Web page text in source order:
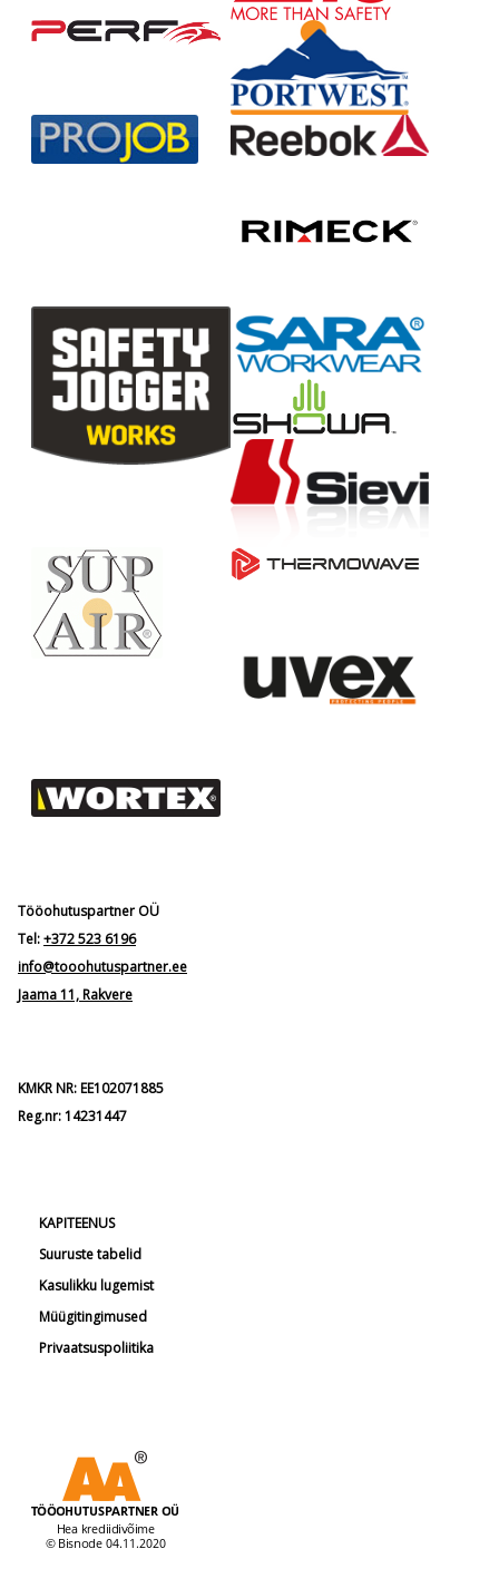
Tööohutuspartner OÜ
Tel:+372 523 6196
info@tooohutuspartner.ee
Jaama 11, Rakvere
KMKR NR: EE102071885
Reg.nr: 14231447
KAPITEENUS
Suuruste tabelid
Kasulikku lugemist
Müügitingimused
Privaatsuspoliitika